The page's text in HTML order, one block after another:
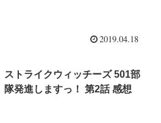
2019.04.18
ストライクウィッチーズ 501部
隊発進しますっ！ 第2話 感想